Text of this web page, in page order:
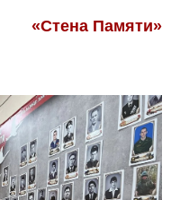
«Стена Памяти»